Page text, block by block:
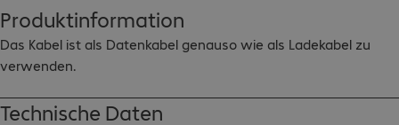
Produktinformation
Das Kabel ist als Datenkabel genauso wie als Ladekabel zu
verwenden.
Technische Daten